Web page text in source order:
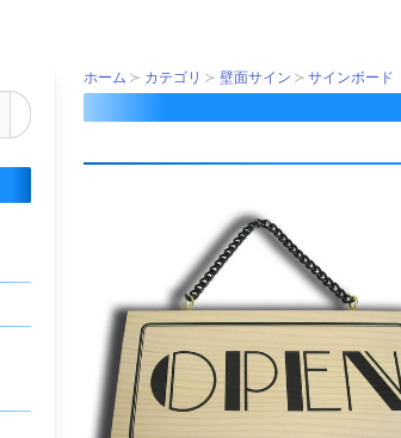
ホーム カテゴリ 壁面サイン サインボード